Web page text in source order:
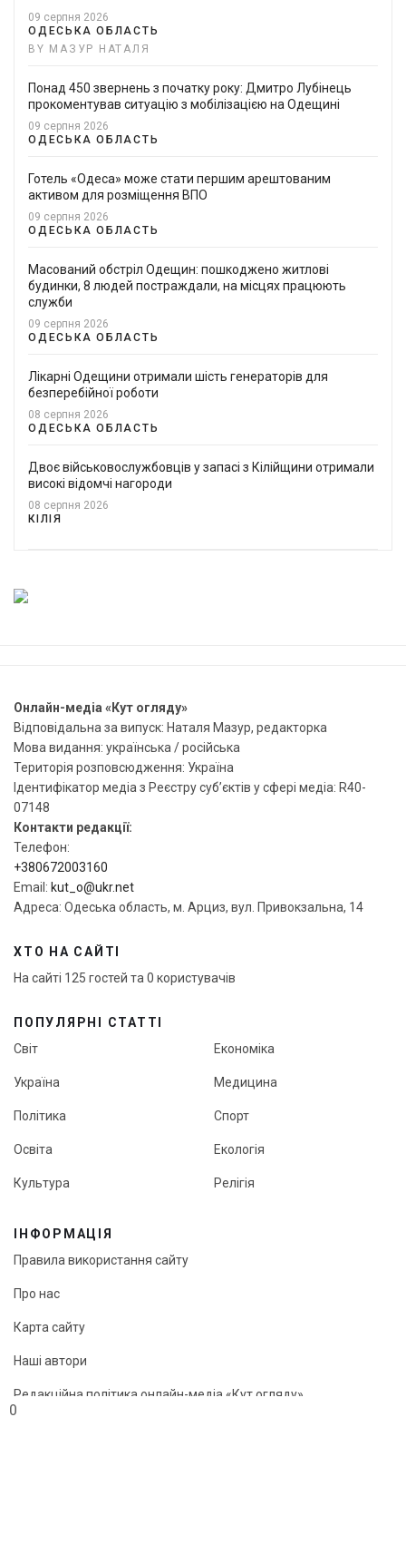
0
09 серпня 2026
ОДЕСЬКА ОБЛАСТЬ
BY МАЗУР НАТАЛЯ
Понад 450 звернень з початку року: Дмитро Лубінець
прокоментував ситуацію з мобілізацією на Одещині
09 серпня 2026
ОДЕСЬКА ОБЛАСТЬ
Готель «Одеса» може стати першим арештованим
активом для розміщення ВПО
09 серпня 2026
ОДЕСЬКА ОБЛАСТЬ
Масований обстріл Одещин: пошкоджено житлові
будинки, 8 людей постраждали, на місцях працюють
служби
09 серпня 2026
ОДЕСЬКА ОБЛАСТЬ
Лікарні Одещини отримали шість генераторів для
безперебійної роботи
08 серпня 2026
ОДЕСЬКА ОБЛАСТЬ
Двоє військовослужбовців у запасі з Кілійщини отримали
високі відомчі нагороди
08 серпня 2026
КІЛІЯ
Онлайн-медіа «Кут огляду»
Відповідальна за випуск: Наталя Мазур, редакторка
Мова видання: українська / російська
Територія розповсюдження: Україна
Ідентифікатор медіа з Реєстру суб’єктів у сфері медіа: R40-
07148
Контакти редакції:
Телефон:
+380672003160
Email: kut_o@ukr.net
Адреса: Одеська область, м. Арциз, вул. Привокзальна, 14
ХТО НА САЙТІ
На сайті 125 гостей та 0 користувачів
ПОПУЛЯРНІ СТАТТІ
Світ
Україна
Політика
Освіта
Культура
Економіка
Медицина
Спорт
Екологія
Релігія
ІНФОРМАЦІЯ
Правила використання сайту
Про нас
Карта сайту
Наші автори
Редакційна політика онлайн-медіа «Кут огляду»